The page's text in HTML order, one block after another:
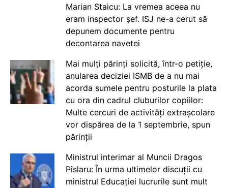
Marian Staicu: La vremea aceea nu
eram inspector șef. ISJ ne-a cerut să
depunem documente pentru
decontarea navetei
Mai mulți părinți solicită, într-o petiție,
anularea deciziei ISMB de a nu mai
acorda sumele pentru posturile la plata
cu ora din cadrul cluburilor copiilor:
Multe cercuri de activități extrașcolare
vor dispărea de la 1 septembrie, spun
părinții
Ministrul interimar al Muncii Dragos
Pîslaru: În urma ultimelor discuții cu
ministrul Educației lucrurile sunt mult